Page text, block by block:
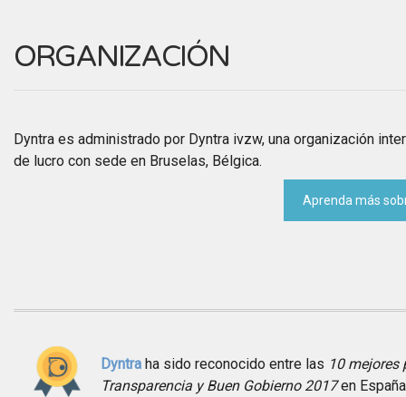
ORGANIZACIÓN
Dyntra es administrado por Dyntra ivzw, una organización
de lucro con sede en Bruselas, Bélgica.
Aprenda más
Dyntraha sido reconocido entre las 10 mejores
Transparencia y Buen Gobierno 2017en